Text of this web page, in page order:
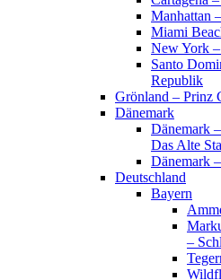
Manhattan
Miami
New York
Santo
Republik
Grönland – Prinz
Dänemark
Dänemark
Das Alte
Dänemark
Deutschland
Bayern
–